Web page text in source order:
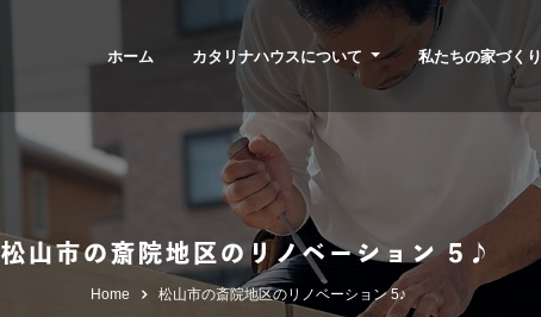
ホーム カタリナハウスについて 私たちの家づくり
松山市の斎院地区のリノベーション 5♪
Home 松山市の斎院地区のリノベーション 5♪